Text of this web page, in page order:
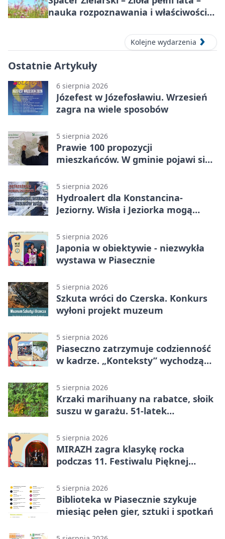
nauka rozpoznawania i właściwości
Kolejne wydarzenia
Ostatnie Artykuły
6 sierpnia 2026
Józefest w Józefosławiu. Wrzesień
zagra na wiele sposobów
5 sierpnia 2026
Prawie 100 propozycji
mieszkańców. W gminie pojawi się
5 sierpnia 2026
Hydroalert dla Konstancina-
Jeziorny. Wisła i Jeziorka mogą
5 sierpnia 2026
Japonia w obiektywie - niezwykła
wystawa w Piasecznie
5 sierpnia 2026
Szkuta wróci do Czerska. Konkurs
wyłoni projekt muzeum
5 sierpnia 2026
Piaseczno zatrzymuje codzienność
w kadrze. „Konteksty” wychodzą
5 sierpnia 2026
Krzaki marihuany na rabatce, słoik
suszu w garażu. 51-latek
5 sierpnia 2026
MIRAZH zagra klasykę rocka
podczas 11. Festiwalu Pięknej
5 sierpnia 2026
Biblioteka w Piasecznie szykuje
miesiąc pełen gier, sztuki i spotkań